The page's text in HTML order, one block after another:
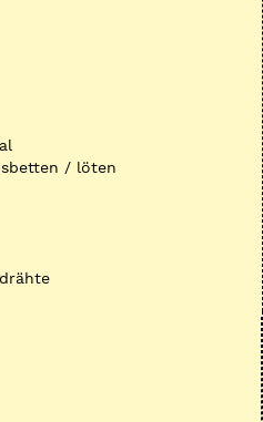
/ löten